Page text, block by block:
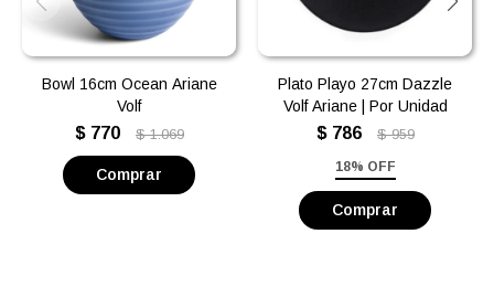
Bowl 16cm Ocean Ariane
Volf
$ 770 $ 1.069
Plato Playo 27cm Dazzle
Volf Ariane | Por Unidad
$ 786 $ 959
18% OFF